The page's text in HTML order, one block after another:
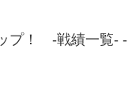
プ！ -戦績一覧- -